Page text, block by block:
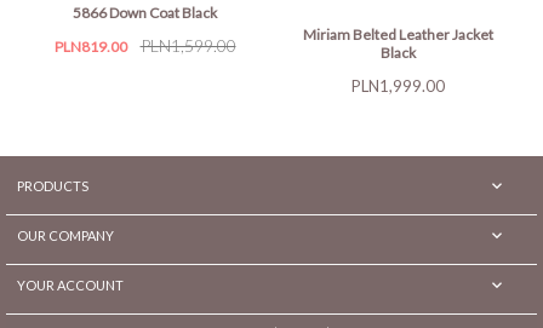
5866 Down Coat Black
Price
PLN819.00
Regular
PLN1,599.00
Miriam Belted Leather Jacket
Black
Price
PLN1,999.00
PRODUCTS 
OUR COMPANY 
YOUR ACCOUNT 